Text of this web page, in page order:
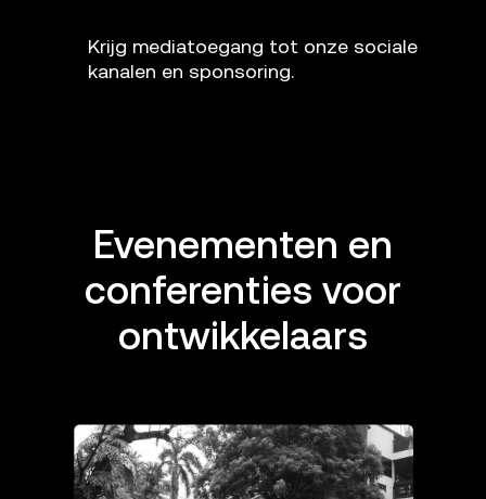
Krijg mediatoegang tot onze sociale
kanalen en sponsoring.
Evenementen en
conferenties voor
ontwikkelaars